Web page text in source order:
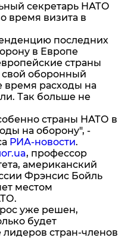
секретарь НАТО
время визита в
последних
в Европе
страны
свой оборонный
время расходы на
Так больше не
страны НАТО в
на оборону", -
РИА-новости.
, профессор
американский
Фрэнсис Бойль
местом
уже решен,
будет
стран-членов